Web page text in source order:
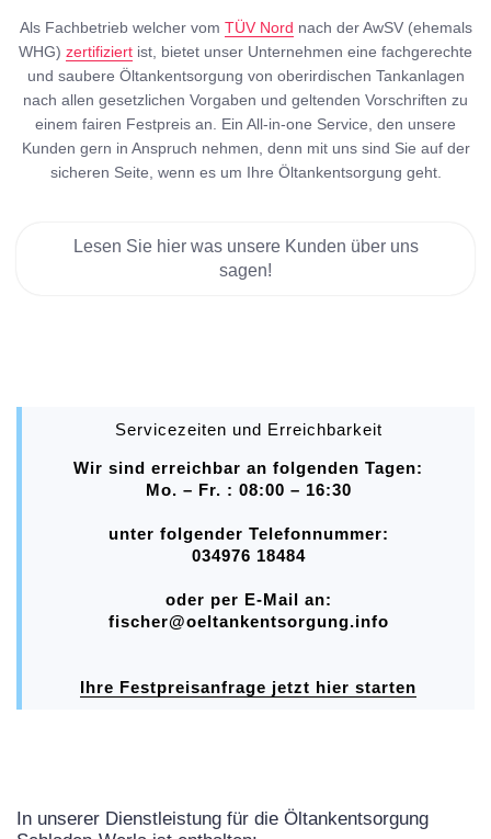
Als Fachbetrieb welcher vom TÜV Nord nach der AwSV (ehemals
WHG) zertifiziert ist, bietet unser Unternehmen eine fachgerechte
und saubere Öltankentsorgung von oberirdischen Tankanlagen
nach allen gesetzlichen Vorgaben und geltenden Vorschriften zu
einem fairen Festpreis an. Ein All-in-one Service, den unsere
Kunden gern in Anspruch nehmen, denn mit uns sind Sie auf der
sicheren Seite, wenn es um Ihre Öltankentsorgung geht.
Lesen Sie hier was unsere Kunden über uns
sagen!
Servicezeiten und Erreichbarkeit
Wir sind erreichbar an folgenden Tagen:
Mo. – Fr. : 08:00 – 16:30
unter folgender Telefonnummer:
034976 18484
oder per E-Mail an:
fischer@oeltankentsorgung.info
Ihre Festpreisanfrage jetzt hier starten
In unserer Dienstleistung für die Öltankentsorgung